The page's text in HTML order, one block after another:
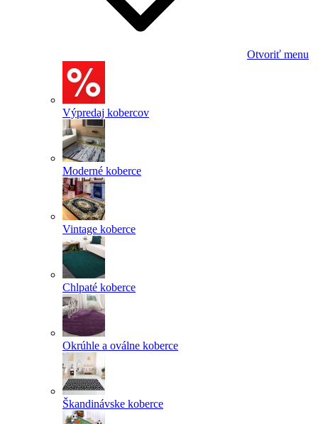
Otvoriť menu
Výpredaj kobercov
Moderné koberce
Vintage koberce
Chlpaté koberce
Okrúhle a oválne koberce
Škandinávske koberce